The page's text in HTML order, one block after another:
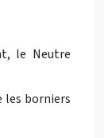
le Neutre
les borniers